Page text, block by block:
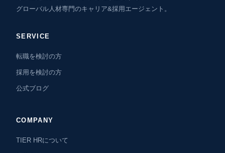
グローバル人材専門のキャリア&採用エージェント。
SERVICE
転職を検討の方
採用を検討の方
公式ブログ
COMPANY
TIER HRについて